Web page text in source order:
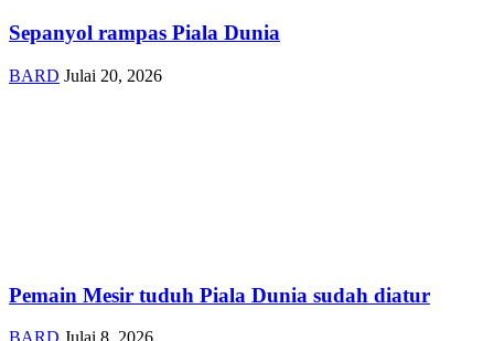
Sepanyol rampas Piala Dunia
BARD Julai 20, 2026
Pemain Mesir tuduh Piala Dunia sudah diatur